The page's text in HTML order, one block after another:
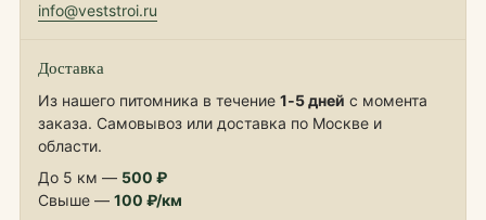
info@veststroi.ru
Доставка
Из нашего питомника в течение 1‑5 дней с момента
заказа. Самовывоз или доставка по Москве и
области.
До 5 км — 500 ₽
Свыше — 100 ₽/км